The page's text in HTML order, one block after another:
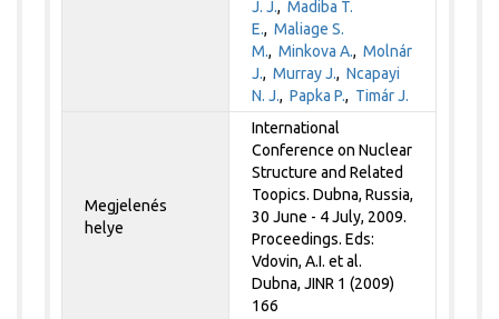
J. J.,Madiba T.
E.,Maliage S.
M.,Minkova A.,Molnár
J.,Murray J.,Ncapayi
N. J.,Papka P., Timár J.
Megjelenés
helye
International
Conference on Nuclear
Structure and Related
Toopics. Dubna, Russia,
30 June - 4 July, 2009.
Proceedings. Eds:
Vdovin, A.I. et al.
Dubna, JINR 1 (2009)
166